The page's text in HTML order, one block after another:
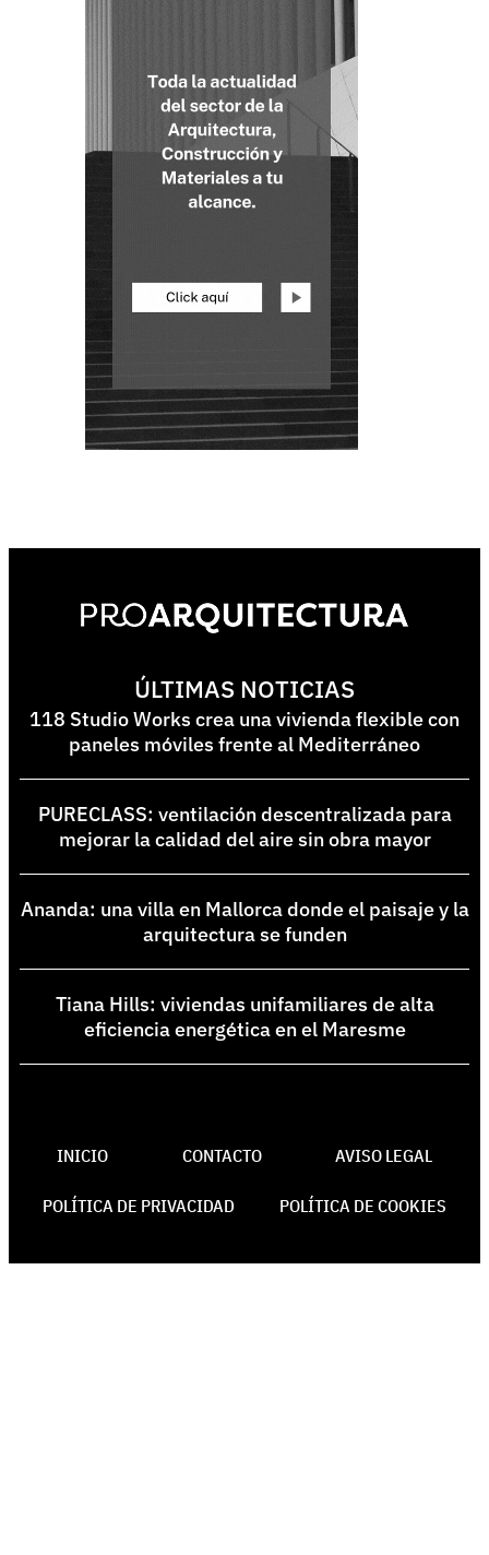
ÚLTIMAS NOTICIAS
118 Studio Works crea una vivienda flexible con
paneles móviles frente al Mediterráneo
PURECLASS: ventilación descentralizada para
mejorar la calidad del aire sin obra mayor
Ananda: una villa en Mallorca donde el paisaje y la
arquitectura se funden
Tiana Hills: viviendas unifamiliares de alta
eficiencia energética en el Maresme
INICIO CONTACTO AVISO LEGAL
POLÍTICA DE PRIVACIDAD POLÍTICA DE COOKIES